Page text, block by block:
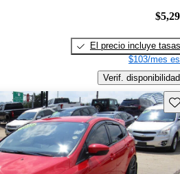
El precio incluye tasas
$103/mes
Verif. disponibilidad